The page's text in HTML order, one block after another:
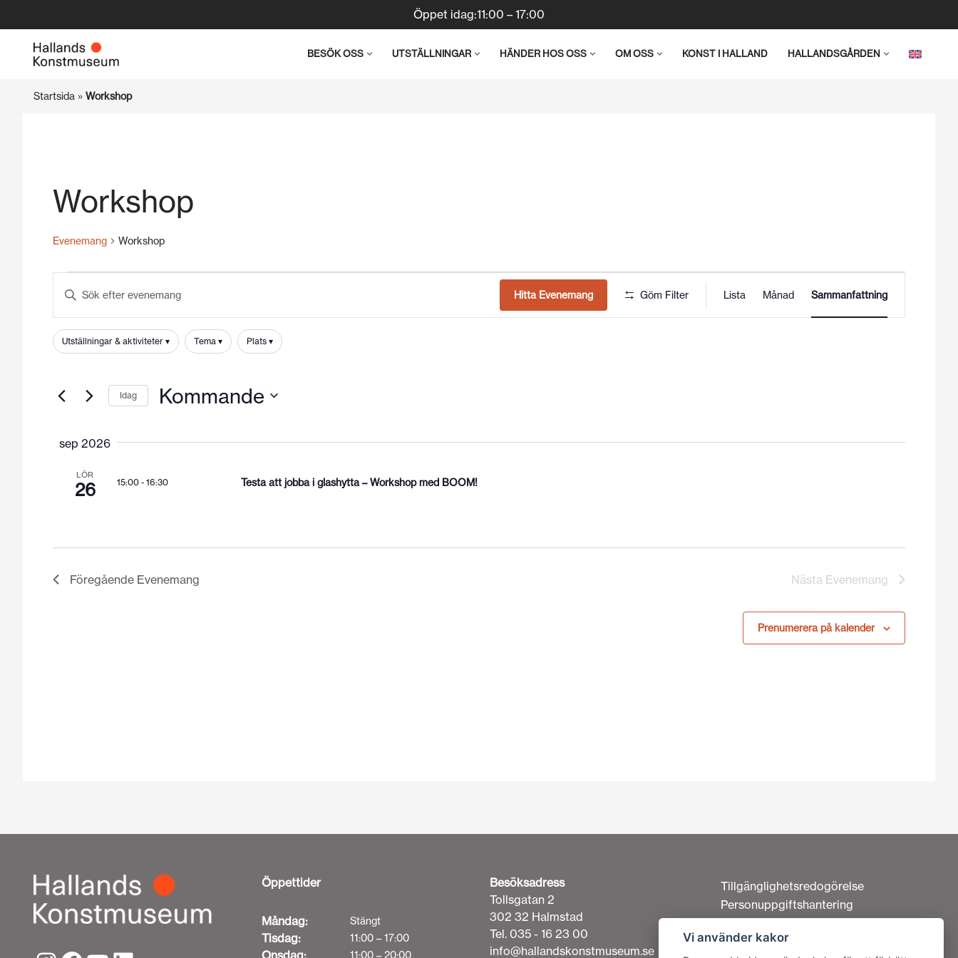
Hoppa
Öppet idag:11:00 – 17:00
BESÖK OSS UTSTÄLLNINGAR HÄNDER HOS OSS OM OSS KONST I HALLAND HALLANDSGÅRDEN
Startsida » Workshop
Workshop
Evenemang Workshop
Search
and
Views
Ange
efter
Evenemang
nyckelord.
Hitta Evenemang Göm Filter
vynavigering
Lista Månad Sammanfattning
Filter
Ändring
av
att
orsaka
listan
med
filtrerade
Utställningar & aktiviteter Tema Plats
Idag Kommande
sep 2026
LÖR
26 15:00 - 16:30 Testa att jobba i glashytta – Workshop med BOOM!
Föregående Evenemang Nästa Evenemang
Prenumerera på kalender
Öppettider
Måndag: Stängt
Tisdag: 11:00 – 17:00
Onsdag: 11:00 – 20:00
Besöksadress
Tollsgatan 2
302 32 Halmstad
Tel. 035 - 16 23 00
info@hallandskonstmuseum.se
Tillgänglighetsredogörelse
Personuppgiftshantering
Om cookies
Kontakta oss
Vi använder kakor